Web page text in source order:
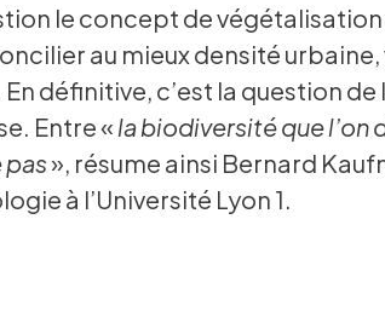
le concept de végétalisation
au mieux densité
définitive, c’est la question
Entre «la biodiversité que l’on
pas», résume ainsi Bernard
à l’Université Lyon 1.